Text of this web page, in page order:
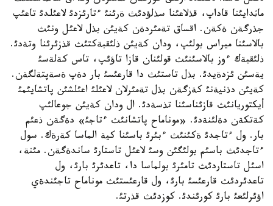
ماثدايئنا قاداپ، قذلاعئنا سذلؤدئث ةرئنئ ءتارئزدئ لاعئلدئ تاعئپ
جذرگةن ةكةن. اقساق تةمئردةن كةيئن بذل لاعئل ونئث
بالاسئنا ميراس بولئپ، ودان كةيئن ذلئقبةكتئث قذزئرئنا وتةدئ.
ذلئقبةك ءوز بالاسئنئث قولئنان قازا تاؤئپ، تاس كةلةسئ
يةسئن ئزدةيدئ. بذل تاستئث دا قارعئسئ بار دةپ ةسةپتةلگةن.
كةيئن دذنيةنئ كةزگةن بذل تةمئرلان لاعئلئ اعئلشئن پاتشايئمئ
أيكتوريانئث قازئناسئنا تذسةدئ. ال ودان كةيئن جوعالئپ
كةتكةن دةلئنةدئ. «موناماح پاتشانئث ءتاجئ» دةگةن ذعئم
بار. ول ءتاجدئ ةكئنئث ءبئرئ باسئنا كية الماسا كةرةك. سول
ءتاجدئث باسئم بولئگئن وسئ لاعئل تاستارئ ساندةگةن. مئنة،
اسئل تاستاردئث تامئرئ بولماسا دا، تاعدئرئ بارئ، ول
تاعدئردئث قارعئسئ بارئ، ول قارعئستئث موناماح تاجئندةي
اؤئرلئعئ بارئ كورئندئ. كوزدئث قذرتئ.